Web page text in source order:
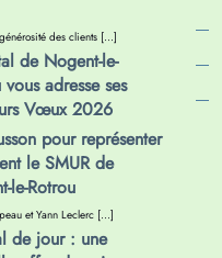
des clients […]
de Nogent-le-
adresse ses
Vœux 2026
pour représenter
le SMUR de
le-Rotrou
et Yann Leclerc […]
de jour : une